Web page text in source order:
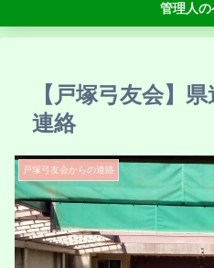
管理人
【戸塚弓友会】
連絡
戸塚弓友会からの連絡